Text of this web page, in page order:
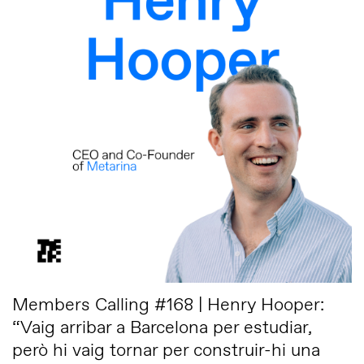
Members Calling #168 | Henry Hooper:
“Vaig arribar a Barcelona per estudiar,
però hi vaig tornar per construir-hi una